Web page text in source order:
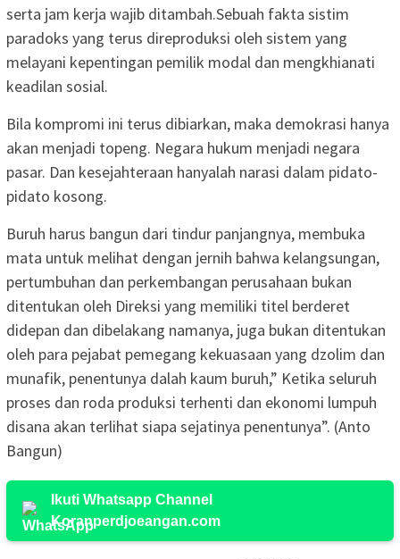
serta jam kerja wajib ditambah.Sebuah fakta sistim
paradoks yang terus direproduksi oleh sistem yang
melayani kepentingan pemilik modal dan mengkhianati
keadilan sosial.
Bila kompromi ini terus dibiarkan, maka demokrasi hanya
akan menjadi topeng. Negara hukum menjadi negara
pasar. Dan kesejahteraan hanyalah narasi dalam pidato-
pidato kosong.
Buruh harus bangun dari tindur panjangnya, membuka
mata untuk melihat dengan jernih bahwa kelangsungan,
pertumbuhan dan perkembangan perusahaan bukan
ditentukan oleh Direksi yang memiliki titel berderet
didepan dan dibelakang namanya, juga bukan ditentukan
oleh para pejabat pemegang kekuasaan yang dzolim dan
munafik, penentunya dalah kaum buruh,” Ketika seluruh
proses dan roda produksi terhenti dan ekonomi lumpuh
disana akan terlihat siapa sejatinya penentunya”. (Anto
Bangun)
Ikuti Whatsapp Channel
Koranperdjoeangan.com